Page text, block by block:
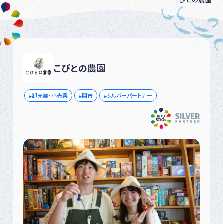
こびとの農園
卸売業・小売業 関市 シルバーパートナー